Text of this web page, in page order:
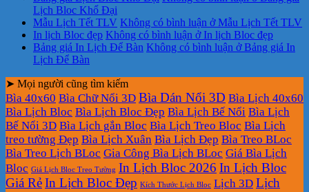
Lịch Bloc Khổ Đại
Mẫu Lịch Tết TLV Không có bình luận ở Mẫu Lịch Tết TLV
In lịch Bloc đẹp Không có bình luận ở In lịch Bloc đẹp
Bảng giá In Lịch Để Bàn Không có bình luận ở Bảng giá In
Lịch Để Bàn
➤ Mọi người cũng tìm kiếm
Bìa 40x60 Bìa Chữ Nổi 3D Bìa Dán Nổi 3D Bìa Lịch 40x60
Bìa Lịch Bloc Bìa Lịch Bloc Đẹp Bìa Lịch Bế Nổi Bìa Lịch
Bế Nổi 3D Bìa Lịch gắn Bloc Bìa Lịch Treo Bloc Bìa Lịch
treo tường Đẹp Bìa Lịch Xuân Bìa Lịch Đẹp Bìa Treo BLoc
Bìa Treo Lịch BLoc Gia Công Bìa Lịch BLoc Giá Bìa Lịch
Bloc Giá Lịch Bloc Treo Tường In Lịch Bloc 2026 In Lịch Bloc
Giá RẻIn Lịch Bloc Đẹp Kích Thước Lịch Bloc Lịch 3D Lịch